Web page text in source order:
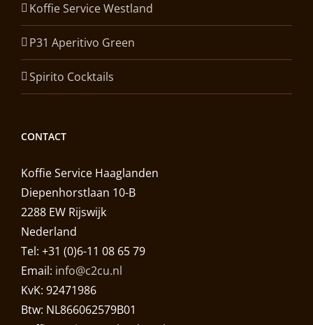
Koffie Service Westland
P31 Aperitivo Green
Spirito Cocktails
CONTACT
Koffie Service Haaglanden
Diepenhorstlaan 10-B
2288 EW Rijswijk
Nederland
Tel: +31 (0)6-11 08 65 79
Email: info@c2cu.nl
KvK: 92471986
Btw: NL866062579B01